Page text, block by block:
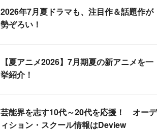
2026年7月夏ドラマも、注目作＆話題作が
勢ぞろい！
【夏アニメ2026】7月期夏の新アニメを一
挙紹介！
芸能界を志す10代～20代を応援！ オーデ
ィション・スクール情報はDeview